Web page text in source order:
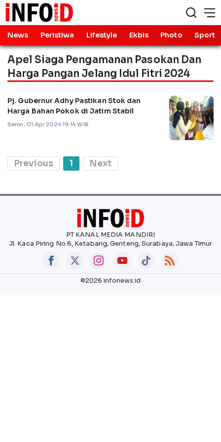
News Peristiwa Lifestyle Ekbis Photo Sport
Apel Siaga Pengamanan Pasokan Dan
Harga Pangan Jelang Idul Fitri 2024
Pj. Gubernur Adhy Pastikan Stok dan
Harga Bahan Pokok di Jatim Stabil
Senin, 01 Apr 2024 19:14 WIB
Previous 1 Next
PT KANAL MEDIA MANDIRI
Jl. Kaca Piring No.6, Ketabang, Genteng, Surabaya, Jawa Timur
©2026 infonews.id